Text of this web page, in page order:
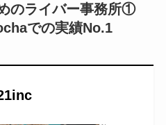
のライバー事務所①
での実績No.1